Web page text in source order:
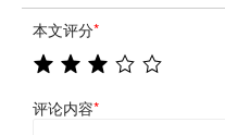
本文评分*
评论内容*